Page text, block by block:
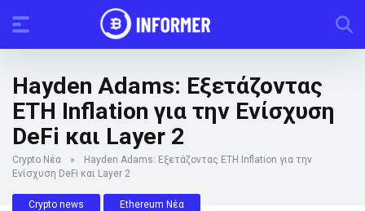
Hayden Adams: Εξετάζοντας
ETH Inflation για την Ενίσχυση
DeFi και Layer 2
Crypto Νέα »
Hayden Adams: Εξετάζοντας ETH Inflation για την
Ενίσχυση DeFi και Layer 2
Crypto news Ethereum Νέα